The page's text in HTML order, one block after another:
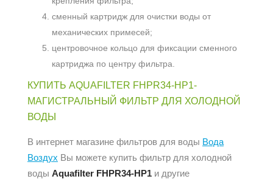
сменный картридж для очистки воды от
механических примесей;
центровочное кольцо для фиксации сменного
картриджа по центру фильтра.
КУПИТЬ AQUAFILTER FHPR34-HP1-
МАГИСТРАЛЬНЫЙ ФИЛЬТР ДЛЯ ХОЛОДНОЙ
ВОДЫ
В интернет магазине фильтров для воды Вода
Воздух Вы можете купить фильтр для холодной
воды Aquafilter FHPR34-HP1 и другие